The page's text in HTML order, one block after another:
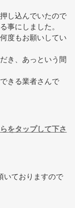
し込んでいたので
事にしました。
度もお願いしてい
き、あっという間
きる業者さんで
をタップして下さ
いておりますので